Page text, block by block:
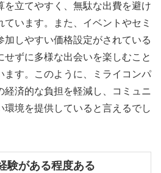
を立てやすく、無駄な出費を避け
ています。また、イベントやセミ
加しやすい価格設定がされている
せずに多様な出会いを楽しむこと
ます。このように、ミライコンパ
経済的な負担を軽減し、コミュニ
環境を提供していると言えるでし
験がある程度ある